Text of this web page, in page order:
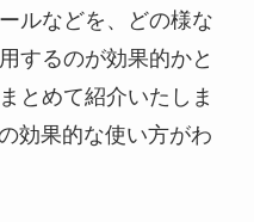
ルなどを、どの様な
するのが効果的かと
とめて紹介いたしま
効果的な使い方がわ